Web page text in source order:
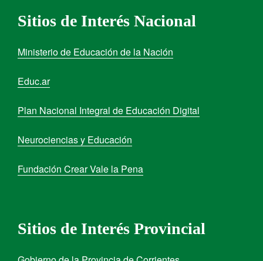
Sitios de Interés Nacional
Ministerio de Educación de la Nación
Educ.ar
Plan Nacional Integral de Educación Digital
Neurociencias y Educación
Fundación Crear Vale la Pena
Sitios de Interés Provincial